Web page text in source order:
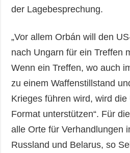
der Lagebesprechung.
„Vor allem Orbán will den
nach Ungarn für ein Treffen
Wenn ein Treffen, wo auch
zu einem Waffenstillstand
Krieges führen wird, wird
Format unterstützen“. Für
alle Orte für Verhandlungen
Russland und Belarus, so